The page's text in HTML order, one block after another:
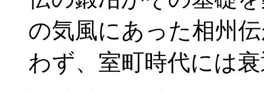
の気風にあった相州
わず、室町時代には